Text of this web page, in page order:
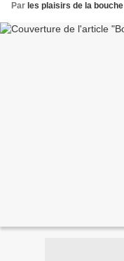
Par les plaisirs de la bouche